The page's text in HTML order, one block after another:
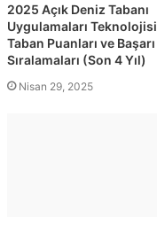
2025 Açık Deniz Tabanı
Uygulamaları Teknolojisi
Taban Puanları ve Başarı
Sıralamaları (Son 4 Yıl)
Nisan 29, 2025